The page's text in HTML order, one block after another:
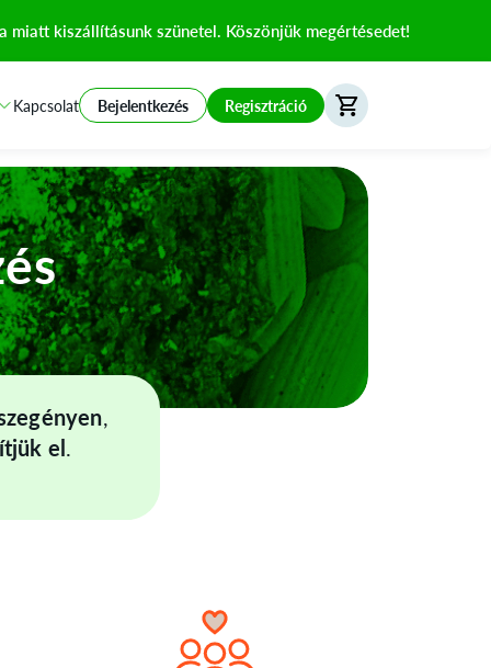
kiszállításunk szünetel. Köszönjük megértésedet!
Kapcsolat Bejelentkezés Regisztráció
,
el.